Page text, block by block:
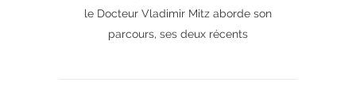
le Docteur Vladimir Mitz aborde son
parcours, ses deux récents